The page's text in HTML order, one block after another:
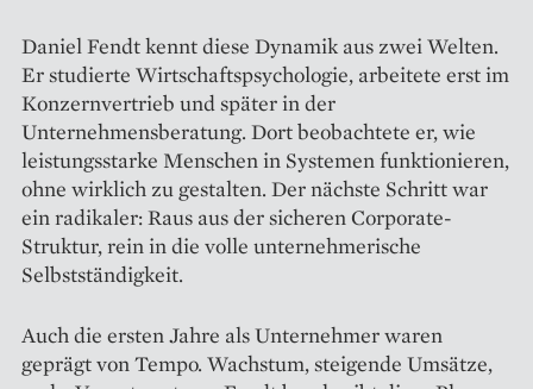
Daniel Fendt kennt diese Dynamik aus zwei Welten.
Er studierte Wirtschaftspsychologie, arbeitete erst im
Konzernvertrieb und später in der
Unternehmensberatung. Dort beobachtete er, wie
leistungsstarke Menschen in Systemen funktionieren,
ohne wirklich zu gestalten. Der nächste Schritt war
ein radikaler: Raus aus der sicheren Corporate-
Struktur, rein in die volle unternehmerische
Selbstständigkeit.
Auch die ersten Jahre als Unternehmer waren
geprägt von Tempo. Wachstum, steigende Umsätze,